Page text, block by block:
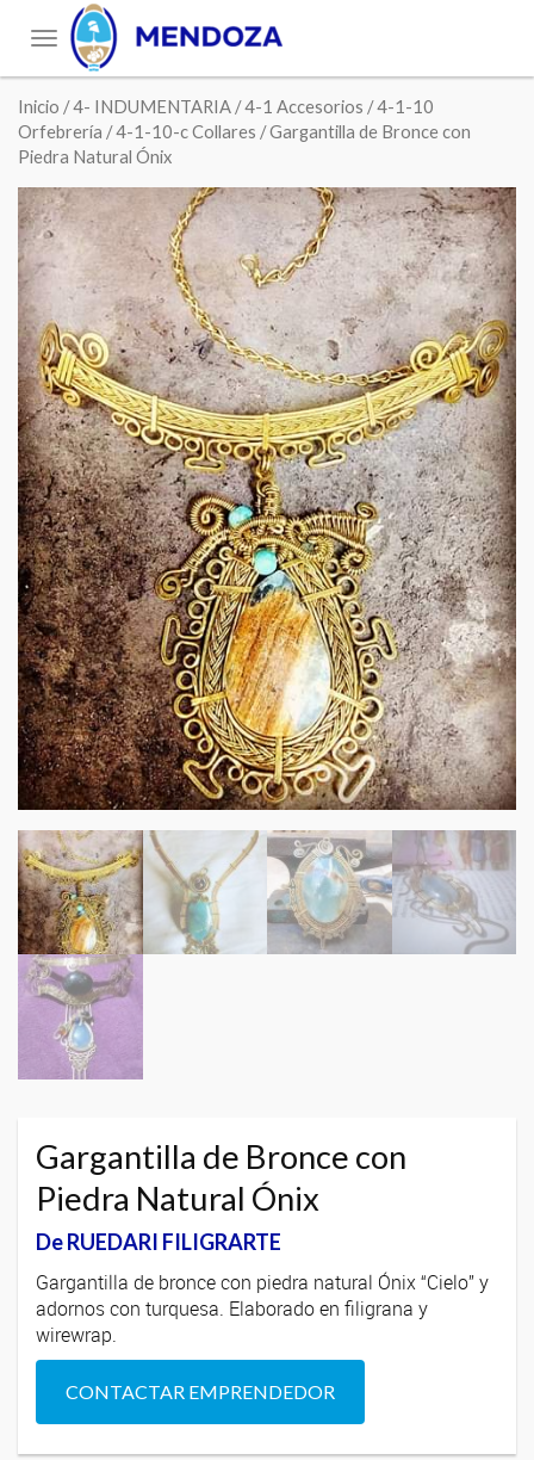
Toggle
navigation
Inicio /4- INDUMENTARIA /4-1 Accesorios /4-1-10
Orfebrería /4-1-10-c Collares / Gargantilla de Bronce con
Piedra Natural Ónix
Gargantilla de Bronce con
Piedra Natural Ónix
De RUEDARI FILIGRARTE
Gargantilla de bronce con piedra natural Ónix “Cielo” y
adornos con turquesa. Elaborado en filigrana y
wirewrap.
CONTACTAR EMPRENDEDOR